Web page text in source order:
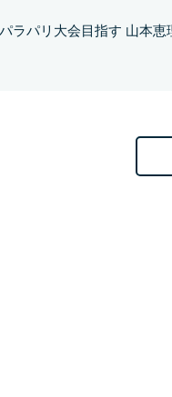
ラパリ大会目指す 山本恵